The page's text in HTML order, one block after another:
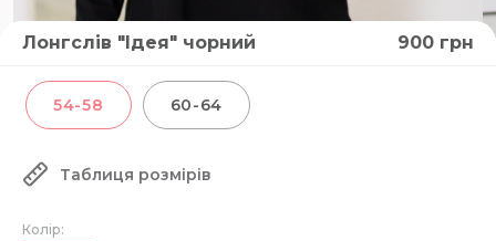
Лонгслів "Ідея" чорний 900 грн
54-58 60-64
Таблиця розмірів
Колір: